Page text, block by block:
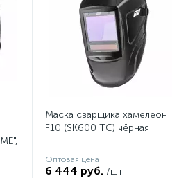
Маска сварщика хамелеон
F10 (SK600 TC) чёрная
Оптовая цена
6 444 руб. /шт